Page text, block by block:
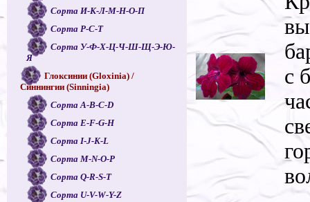
Сорта И-К-Л-М-Н-О-П
Сорта Р-С-Т
Сорта У-Ф-Х-Ц-Ч-Ш-Щ-Э-Ю-
Я
Глоксинии (Gloxinia) /
Синнингии (Sinningia)
Сорта A-B-C-D
Сорта E-F-G-H
Сорта I-J-K-L
Сорта M-N-O-P
Сорта Q-R-S-T
Сорта U-V-W-Y-Z
с